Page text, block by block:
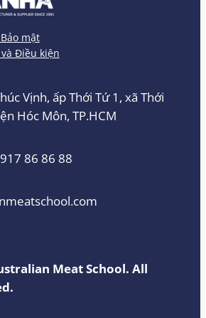
mật
Điều kiện
Vịnh, ấp Thới Tứ 1, xã Thới
Hóc Môn, TP.HCM
86 86 88
Meat School. All